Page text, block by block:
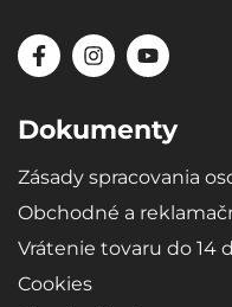
Dokumenty
Zásady spracovania
Obchodné a
Vrátenie tovaru do 14
Cookies